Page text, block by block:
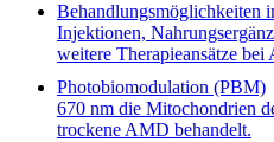
Behandlungsmöglichkeiten
Injektionen,
weitere Therapieansätze bei
Photobiomodulation (PBM)
670 nm die Mitochondrien
trockene AMD behandelt.